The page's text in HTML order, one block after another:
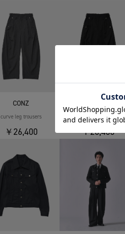
CONZ
curve leg trousers
￥26,400
curve leg trousers
￥26,400